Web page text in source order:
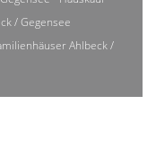
/ Gegensee
Ahlbeck /